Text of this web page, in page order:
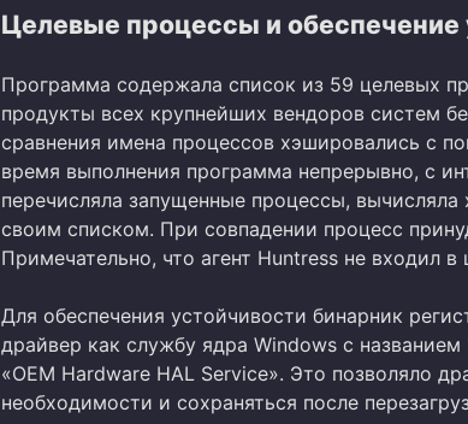
Целевые процессы и обеспечение
Программа содержала список из 59 целевых
продукты всех крупнейших вендоров систем
сравнения имена процессов хэшировались с
время выполнения программа непрерывно, с
перечисляла запущенные процессы,
своим списком. При совпадении процесс
Примечательно, что агент Huntress не входил в
Для обеспечения устойчивости бинарник
драйвер как службу ядра Windows с
«OEM Hardware HAL Service». Это позволяло
необходимости и сохраняться после